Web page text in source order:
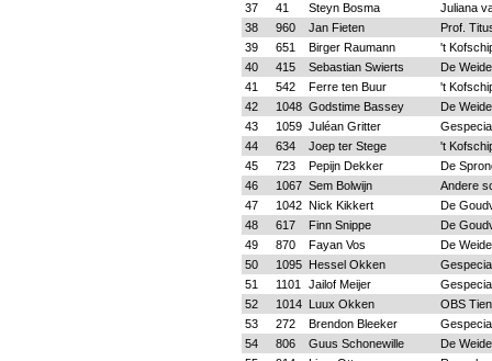
37
41 Steyn Bosma
Juliana
38
960 Jan Fieten
Prof.
39
651 Birger Raumann
't
40
415 Sebastian Swierts
De
41
542 Ferre ten Buur
't
42
1048 Godstime Bassey
De
43
1059 Juléan Gritter
44
634 Joep ter Stege
't
45
723 Pepijn Dekker
De
46
1067 Sem Bolwijn
Andere
47
1042 Nick Kikkert
De
48
617 Finn Snippe
De
49
870 Fayan Vos
De
50
1095 Hessel Okken
51
1101 Jailof Meijer
52
1014 Luux Okken
OBS
53
272 Brendon Bleeker
54
806 Guus Schonewille
De